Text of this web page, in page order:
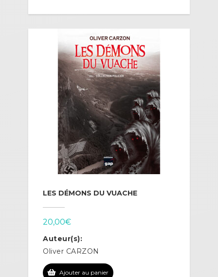
LES DÉMONS DU VUACHE
20,00€
Auteur(s):
Oliver CARZON
Ajouter au panier